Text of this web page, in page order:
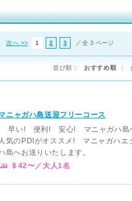
次へ >> 1 2 3 ／全 3 ページ
並び順： おすすめ順
ニャガハ島送迎フリーコース
早い! 便利! 安心! マニャガハ島
気のPDIがオススメ! マニャガハエ
島へお送りいたします。
＄42〜／大人1名